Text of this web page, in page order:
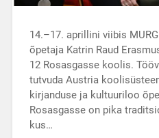
14.–17. aprillini viibis
õpetaja Katrin Raud
12 Rosasgasse koolis.
tutvuda Austria
kirjanduse ja kultuuriloo
Rosasgasse on pika
kus…